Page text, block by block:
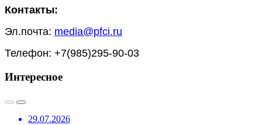
Контакты:
Эл.почта: media@pfci.ru
Телефон: +7(985)295-90-03
Интересное
29.07.2026